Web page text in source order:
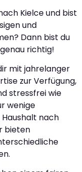
Kielce und bist
und
Dann bist du
richtig!
mit jahrelanger
zur Verfügung,
stressfrei wie
wenige
nach
bieten